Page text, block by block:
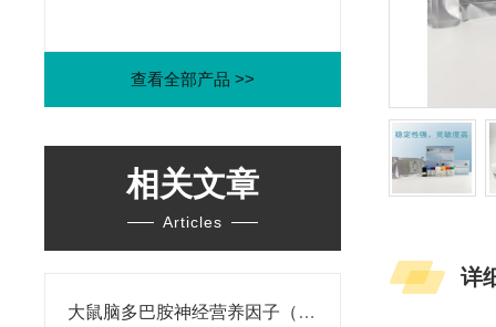
查看全部产品 >>
相关文章
Articles
大鼠脑多巴胺神经营养因子（CDNF）ELISA试剂盒
详